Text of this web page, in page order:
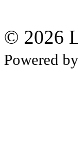
© 2026
Powered by